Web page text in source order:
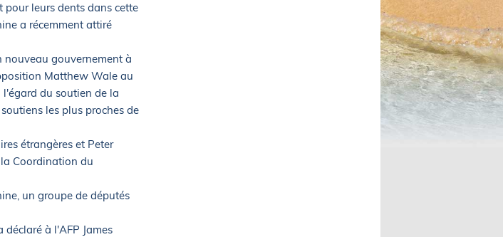
leurs dents dans cette
a récemment attiré
nouveau gouvernement à
Matthew Wale au
l'égard du soutien de la
les plus proches de
étrangères et Peter
Coordination du
un groupe de députés
à l'AFP James